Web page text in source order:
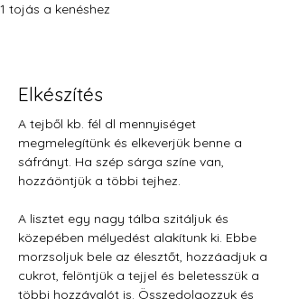
1 tojás a kenéshez
Elkészítés
A tejből kb. fél dl mennyiséget
megmelegítünk és elkeverjük benne a
sáfrányt. Ha szép sárga színe van,
hozzáöntjük a többi tejhez.
A lisztet egy nagy tálba szitáljuk és
közepében mélyedést alakítunk ki. Ebbe
morzsoljuk bele az élesztőt, hozzáadjuk a
cukrot, felöntjük a tejjel és beletesszük a
többi hozzávalót is. Összedolgozzuk és